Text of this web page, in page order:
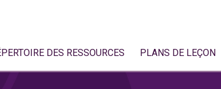
DES RESSOURCES PLANS DE LEÇON